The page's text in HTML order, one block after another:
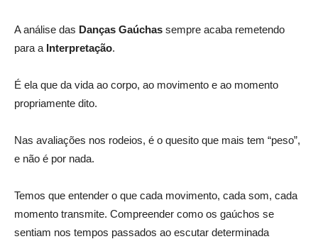
A análise das Danças Gaúchas sempre acaba remetendo
para a Interpretação.
É ela que da vida ao corpo, ao movimento e ao momento
propriamente dito.
Nas avaliações nos rodeios, é o quesito que mais tem “peso”,
e não é por nada.
Temos que entender o que cada movimento, cada som, cada
momento transmite. Compreender como os gaúchos se
sentiam nos tempos passados ao escutar determinada